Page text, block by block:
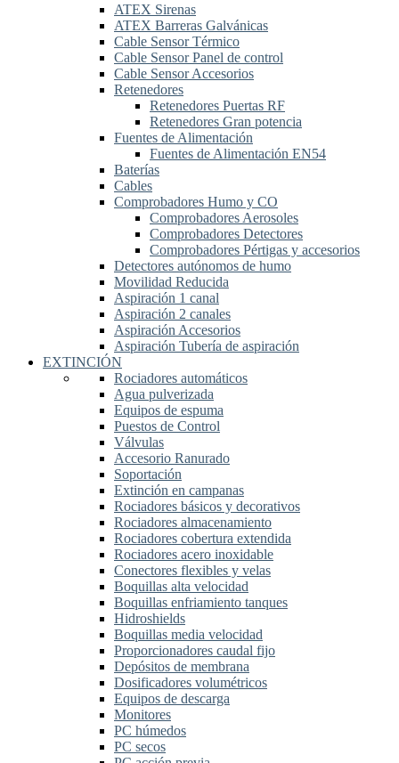
ATEX Sirenas
ATEX Barreras Galvánicas
Cable Sensor Térmico
Cable Sensor Panel de control
Cable Sensor Accesorios
Retenedores
Retenedores Puertas RF
Retenedores Gran potencia
Fuentes de Alimentación
Fuentes de Alimentación EN54
Baterías
Cables
Comprobadores Humo y CO
Comprobadores Aerosoles
Comprobadores Detectores
Comprobadores Pértigas y accesorios
Detectores autónomos de humo
Movilidad Reducida
Aspiración 1 canal
Aspiración 2 canales
Aspiración Accesorios
Aspiración Tubería de aspiración
EXTINCIÓN
Rociadores automáticos
Agua pulverizada
Equipos de espuma
Puestos de Control
Válvulas
Accesorio Ranurado
Soportación
Extinción en campanas
Rociadores básicos y decorativos
Rociadores almacenamiento
Rociadores cobertura extendida
Rociadores acero inoxidable
Conectores flexibles y velas
Boquillas alta velocidad
Boquillas enfriamiento tanques
Hidroshields
Boquillas media velocidad
Proporcionadores caudal fijo
Depósitos de membrana
Dosificadores volumétricos
Equipos de descarga
Monitores
PC húmedos
PC secos